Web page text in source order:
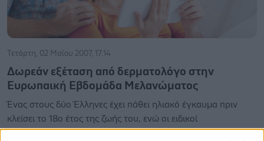
Τετάρτη, 02 Μαΐου 2007, 17:14
Δωρεάν εξέταση από δερματολόγο στην
Ευρωπαική Εβδομάδα Μελανώματος
Ένας στους δύο Έλληνες έχει πάθει ηλιακό έγκαυμα πριν
κλείσει το 18ο έτος της ζωής του, ενώ οι ειδικοί
προειδοποιούν ότι πέντε εγκαύματα κατά την διάρκεια της